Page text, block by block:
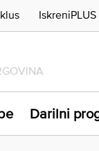
Darilni
IskreniPLUS